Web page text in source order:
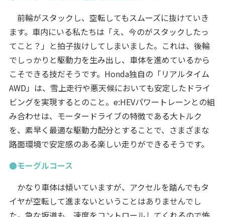
前輪がスタックし、空転してもスムーズに抜けていき
ます。車内にいる私たちは「え、今のがスタックしたっ
てこと？」と拍子抜けしてしまいました。これは、後輪
でしっかりと駆動力を生み出し、車体を進めているから
こそできる技だそうです。Honda独自の「リアルタイム
AWD」は、雪上走行や悪天候においても安定したドライ
ビングを実現するとのこと。e:HEVパワートレーンとの組
み合わせは、モータードライブの特徴である大トルク
を、素早く最適な駆動力配分とすることで、さまざまな
路面環境で安定感のある楽しい走りができるそうです。
●モーグルコース
かなり車体は傾いていますが、アクセルを踏んでもタ
イヤが空転して進まないということはありませんでし